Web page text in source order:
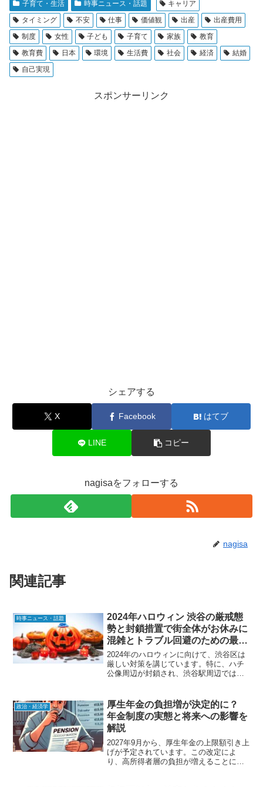
子育て・生活 時事ニュース・話題
キャリア
タイミング
不安 仕事 価値観 出産
出産費用
制度
女性 子ども 子育て 家族
教育
教育費
日本 環境 生活費 社会 経済
結婚
自己実現
スポンサーリンク
シェアする
X Facebook はてブ
LINE コピー
nagisaをフォローする
nagisa
関連記事
時事ニュース・話題
2024年ハロウィン 渋谷の厳戒態
勢と封鎖措置で街全体がお休みに
混雑とトラブル回避のための最新
情報
2024年のハロウィンに向けて、渋谷区は
厳しい対策を講じています。特に、ハチ
公像周辺が封鎖され、渋谷駅周辺では訪
や営業時間の短縮を決定しており、渋谷
全体が「ハロウィン休...
政治・経済学
厚生年金の負担増が決定的に？
年金制度の実態と将来への影響を
解説
2027年9月から、厚生年金の上限額引き上
げが予定されています。この改定によ
り、高所得者層の負担が増えることにな